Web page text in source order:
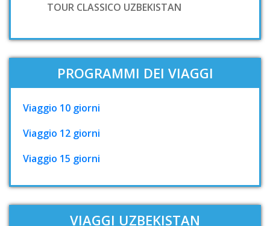
TOUR CLASSICO UZBEKISTAN
PROGRAMMI DEI VIAGGI
Viaggio 10 giorni
Viaggio 12 giorni
Viaggio 15 giorni
VIAGGI UZBEKISTAN